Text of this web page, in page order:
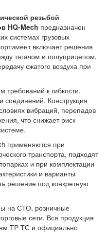
резьбой
HQ-Mech предназначен
системах грузовых
включает решения
тягачом и полуприцепом,
сжатого воздуха при
требований к гибкости,
соединений. Конструкция
вибраций, перепадов
что снижает риск
применяются при
транспорта, подходят
и при комплектации
и варианты
решение под конкретную
на СТО, розничные
сети. Вся продукция
ТР ТС и официально